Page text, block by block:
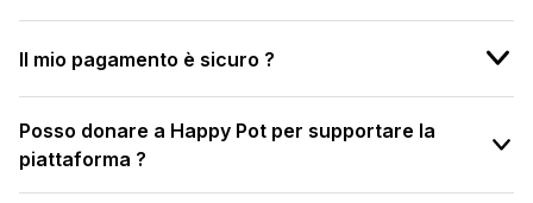
Il mio pagamento è sicuro ?
Posso donare a Happy Pot per supportare la
piattaforma ?